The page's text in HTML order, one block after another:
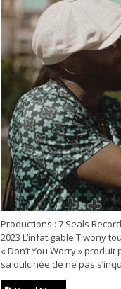
Productions : 7 Seals
2023 L’infatigable Tiwony
« Don’t You Worry »
sa dulcinée de ne pas